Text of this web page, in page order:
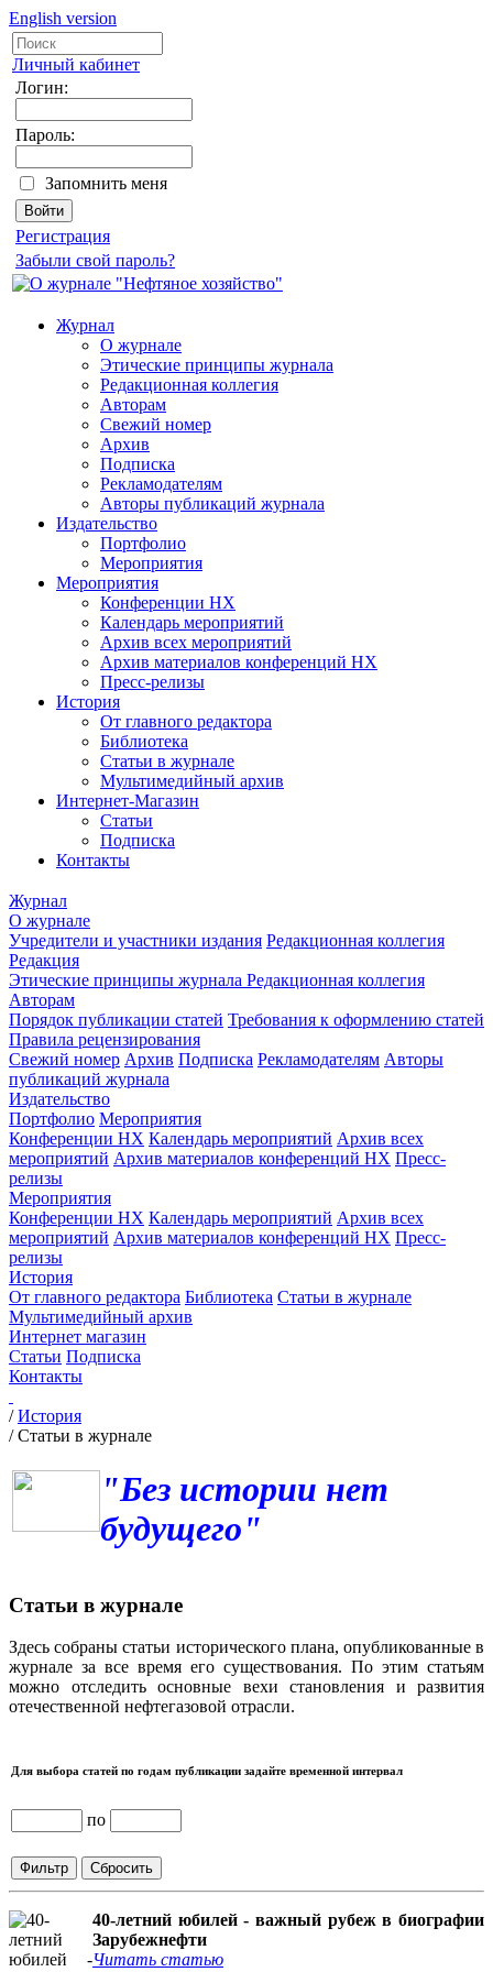
English version
Личный кабинет
Логин:
Пароль:
Запомнить меня
Регистрация
Забыли свой пароль?
Журнал
О журнале
Этические принципы журнала
Редакционная коллегия
Авторам
Свежий номер
Архив
Подписка
Рекламодателям
Авторы публикаций журнала
Издательство
Портфолио
Мероприятия
Мероприятия
Конференции НХ
Календарь мероприятий
Архив всех мероприятий
Архив материалов конференций НХ
Пресс-релизы
История
От главного редактора
Библиотека
Статьи в журнале
Мультимедийный архив
Интернет-Магазин
Статьи
Подписка
Контакты
Журнал
О журнале
Учредители и участники издания Редакционная коллегия
Редакция
Этические принципы журнала Редакционная коллегия
Авторам
Порядок публикации статей Требования к оформлению статей
Правила рецензирования
Свежий номер Архив Подписка Рекламодателям Авторы
публикаций журнала
Издательство
Портфолио Мероприятия
Конференции НХ Календарь мероприятий Архив всех
мероприятий Архив материалов конференций НХ Пресс-
релизы
Мероприятия
Конференции НХ Календарь мероприятий Архив всех
мероприятий Архив материалов конференций НХ Пресс-
релизы
История
От главного редактора Библиотека Статьи в журнале
Мультимедийный архив
Интернет магазин
Статьи Подписка
Контакты
/История
/Статьи в журнале
"Без истории нет
будущего"
Статьи в журнале
Здесь собраны статьи исторического плана, опубликованные в
журнале за все время его существования. По этим статьям
можно отследить основные вехи становления и развития
отечественной нефтегазовой отрасли.
Для выбора статей по годам публикации задайте временной интервал
по
40-летний юбилей - важный рубеж в биографии
Зарубежнефти
Читать статью